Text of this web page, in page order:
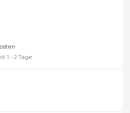
1 - 2 Tage